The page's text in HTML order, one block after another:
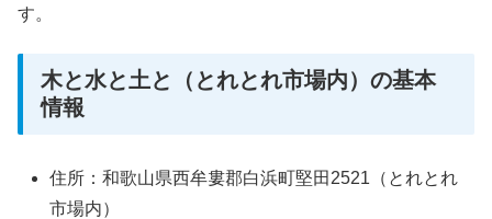
す。
木と水と土と（とれとれ市場内）の基本
情報
住所：和歌山県西牟婁郡白浜町堅田2521（とれとれ
市場内）